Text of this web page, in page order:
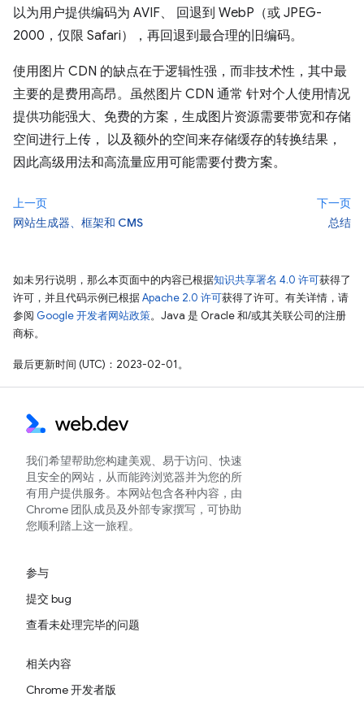
以为用户提供编码为 AVIF、 回退到 WebP（或 JPEG-
2000，仅限 Safari），再回退到最合理的旧编码。
使用图片 CDN 的缺点在于逻辑性强，而非技术性，其中最
主要的是费用高昂。虽然图片 CDN 通常 针对个人使用情况
提供功能强大、免费的方案，生成图片资源需要带宽和存储
空间进行上传， 以及额外的空间来存储缓存的转换结果，
因此高级用法和高流量应用可能需要付费方案。
上一页
网站生成器、框架和 CMS
下一页
总结
如未另行说明，那么本页面中的内容已根据知识共享署名 4.0 许可获得了
许可，并且代码示例已根据Apache 2.0 许可获得了许可。有关详情，请
参阅 Google 开发者网站政策。Java 是 Oracle 和/或其关联公司的注册
商标。
最后更新时间 (UTC)：2023-02-01。
我们希望帮助您构建美观、易于访问、快速
且安全的网站，从而能跨浏览器并为您的所
有用户提供服务。本网站包含各种内容，由
Chrome 团队成员及外部专家撰写，可协助
您顺利踏上这一旅程。
参与
提交 bug
查看未处理完毕的问题
相关内容
Chrome 开发者版